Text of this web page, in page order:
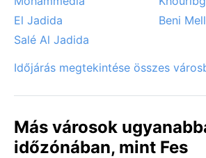
El Jadida
Beni
Salé Al Jadida
Időjárás megtekintése összes
Más városok
időzónában, mint Fes